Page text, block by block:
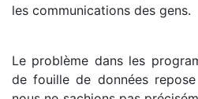
les communications des gens.
Le problème dans les
de fouille de données